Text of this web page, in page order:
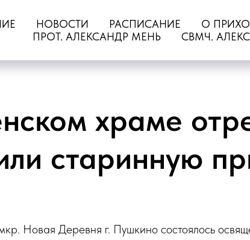
НОВОСТИ РАСПИСАНИЕ О
ПРОТ. АЛЕКСАНДР МЕНЬ
СВМЧ.
храме
старинную
Новая Деревня г. Пушкино состоялось